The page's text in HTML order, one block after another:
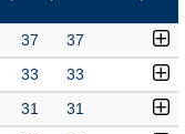
37 37
33 33
31 31